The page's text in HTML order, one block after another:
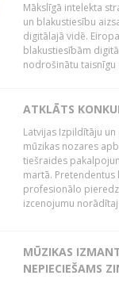
Mākslīgā intelekta
un blakustiesību
digitālajā vidē.
blakustiesībām
nodrošinātu taisnīgu
ATKLĀTS
Latvijas Izpildītāju
mūzikas nozares
tiešraides
martā. Pretendentus
profesionālo
izcenojumu
MŪZIKAS
NEPIECIEŠAMS